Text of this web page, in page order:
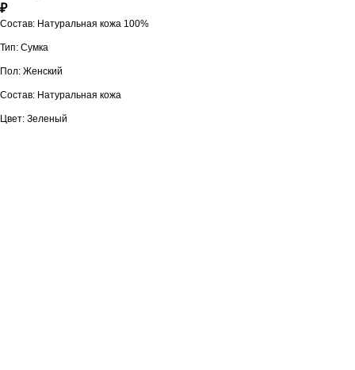
₽
Состав: Натуральная кожа 100%
Тип: Сумка
Пол: Женский
Состав: Натуральная кожа
Цвет: Зеленый